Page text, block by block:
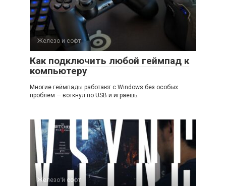
Железо и софт
Как подключить любой геймпад к
компьютеру
Многие геймпады работают с Windows без особых
проблем — воткнул по USB и играешь.
Железо и софт